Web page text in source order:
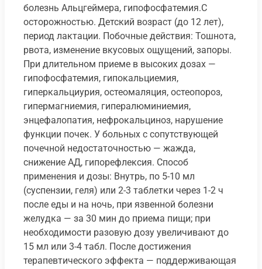
болезнь Альцгеймера, гипофосфатемия.C
осторожностью. Детский возраст (до 12 лет),
период лактации. Побочные действия: Тошнота,
рвота, изменение вкусовых ощущений, запоры.
При длительном приеме в высоких дозах —
гипофосфатемия, гипокальциемия,
гиперкальциурия, остеомаляция, остеопороз,
гипермагниемия, гипералюминиемия,
энцефалопатия, нефрокальциноз, нарушение
функции почек. У больных с сопутствующей
почечной недостаточностью — жажда,
снижение АД, гипорефлексия. Способ
применения и дозы: Внутрь, по 5-10 мл
(суспензии, геля) или 2-3 таблетки через 1-2 ч
после еды и на ночь, при язвенной болезни
желудка — за 30 мин до приема пищи; при
необходимости разовую дозу увеличивают до
15 мл или 3-4 табл. После достижения
терапевтического эффекта — поддерживающая